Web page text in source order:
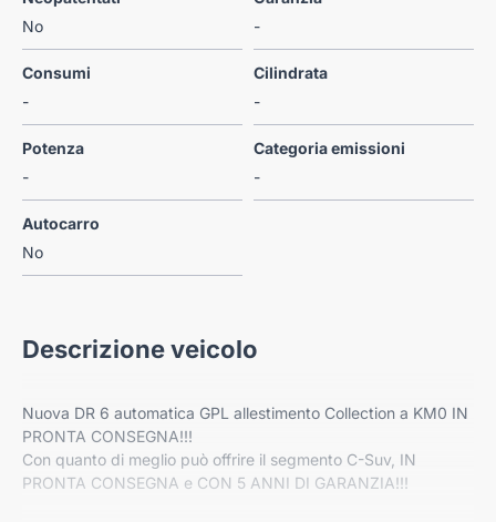
No
-
Consumi
-
Cilindrata
-
Potenza
-
Categoria emissioni
-
Autocarro
No
Descrizione veicolo
Nuova DR 6 automatica GPL allestimento Collection a KM0 IN
PRONTA CONSEGNA!!!
Con quanto di meglio può offrire il segmento C-Suv, IN
PRONTA CONSEGNA e CON 5 ANNI DI GARANZIA!!!